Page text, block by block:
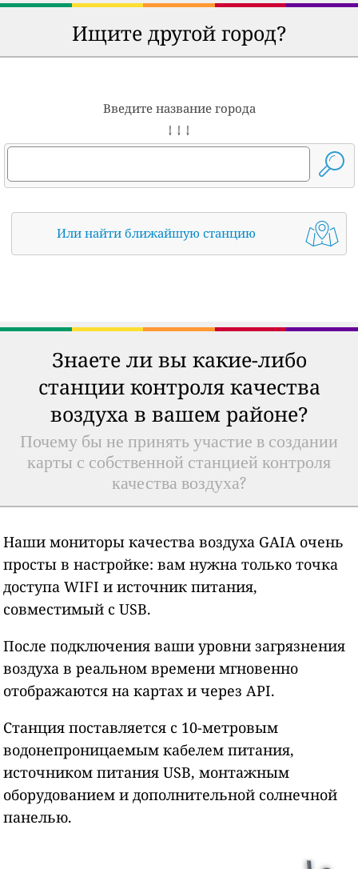
Ищите другой город?
Введите название города
↓ ↓ ↓
Или найти ближайшую станцию
Знаете ли вы какие-либо
станции контроля качества
воздуха в вашем районе?
Почему бы не принять участие в создании
карты с собственной станцией контроля
качества воздуха?
Наши мониторы качества воздуха GAIA очень
просты в настройке: вам нужна только точка
доступа WIFI и источник питания,
совместимый с USB.
После подключения ваши уровни загрязнения
воздуха в реальном времени мгновенно
отображаются на картах и через API.
Станция поставляется с 10-метровым
водонепроницаемым кабелем питания,
источником питания USB, монтажным
оборудованием и дополнительной солнечной
панелью.